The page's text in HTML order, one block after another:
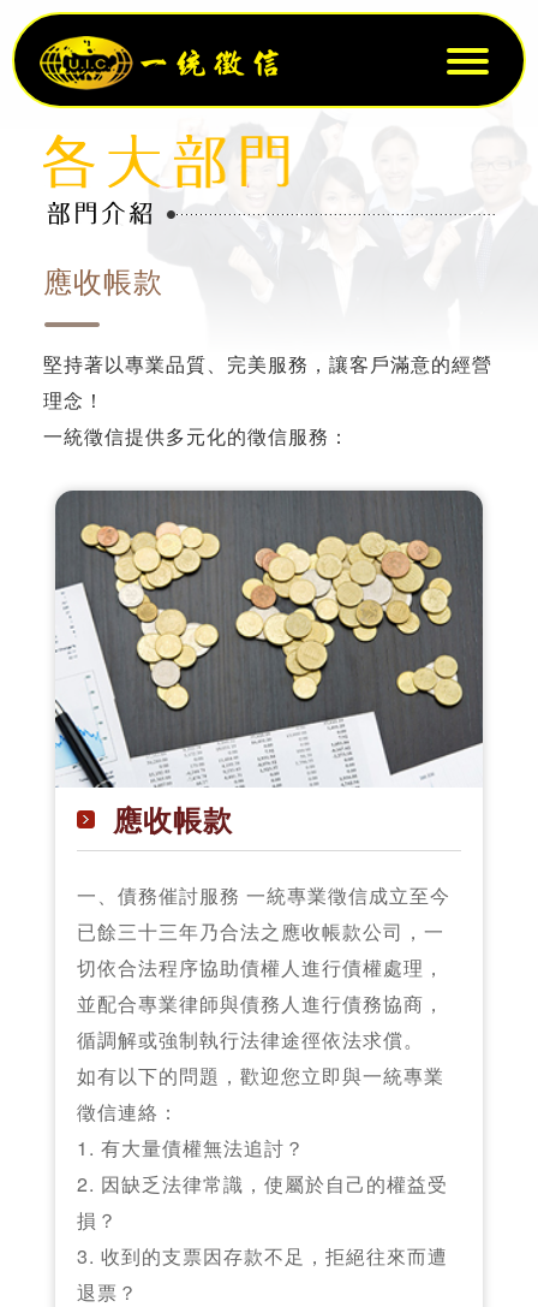
應收帳款
堅持著以專業品質、完美服務，讓客戶滿意的經營
理念！
一統徵信提供多元化的徵信服務：
應收帳款
一、債務催討服務 一統專業徵信成立至今
已餘三十三年乃合法之應收帳款公司，一
切依合法程序協助債權人進行債權處理，
並配合專業律師與債務人進行債務協商，
循調解或強制執行法律途徑依法求償。
如有以下的問題，歡迎您立即與一統專業
徵信連絡：
1. 有大量債權無法追討？
2. 因缺乏法律常識，使屬於自己的權益受
損？
3. 收到的支票因存款不足，拒絕往來而遭
退票？